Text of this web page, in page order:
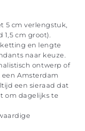
5 cm verlengstuk,
cm groot).
ketting en lengte
naar keuze.
ontwerp of
Amsterdam
een sieraad dat
om dagelijks te